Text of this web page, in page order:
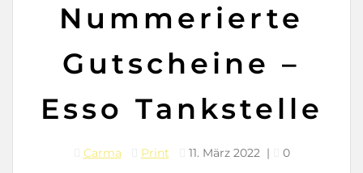
Nummerierte
Gutscheine –
Esso Tankstelle
Carma Print 11. März 2022| 0